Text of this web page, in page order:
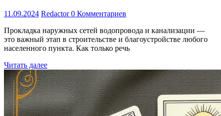
11.09.2024 Redactor0 Комментариев
Прокладка наружных сетей водопровода и канализации —
это важный этап в строительстве и благоустройстве любого
населенного пункта. Как только речь
Читать далее